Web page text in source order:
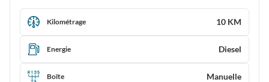
Kilométrage 10 KM
Energie Diesel
Boîte Manuelle